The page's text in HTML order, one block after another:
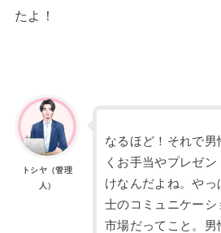
たよ！
トシヤ（管理
人）
なるほど！それで男
くお手当やプレゼ
けなんだよね。や
士のコミュニケーシ
市場だってこと。